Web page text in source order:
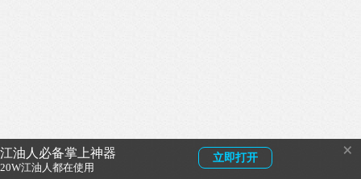
江油人必备掌上神器
20W江油人都在使用
立即打开 ×